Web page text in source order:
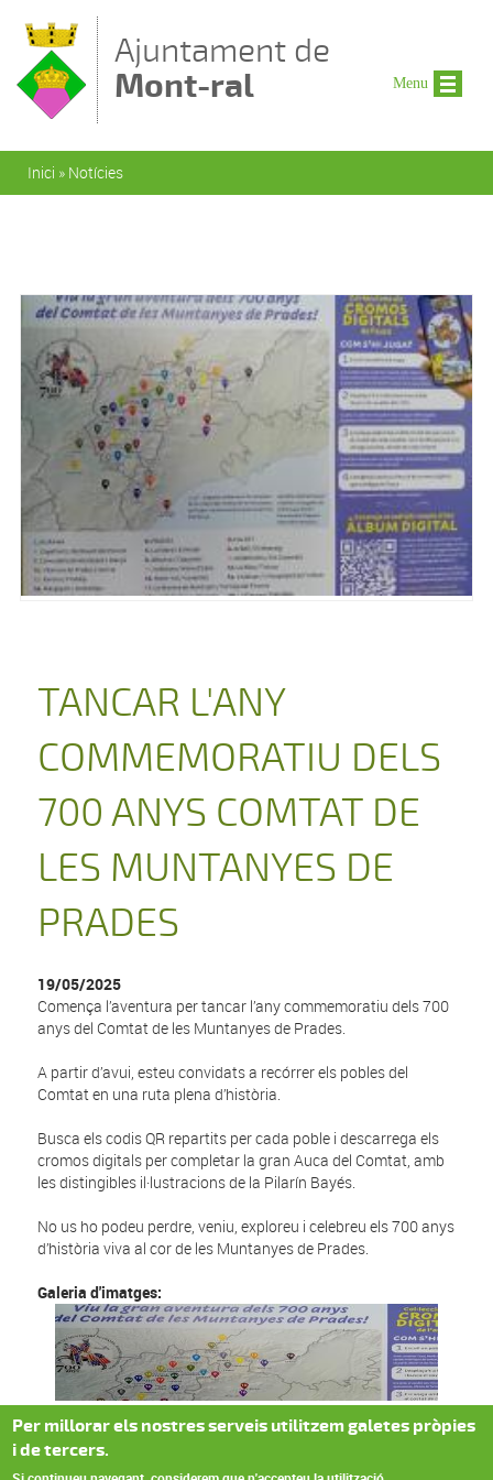
Ajuntament de
Mont-ral
Esteu aquí
Inici » Notícies
TANCAR L'ANY
COMMEMORATIU DELS
700 ANYS COMTAT DE
LES MUNTANYES DE
PRADES
19/05/2025
Comença l’aventura per tancar l’any commemoratiu dels 700
anys del Comtat de les Muntanyes de Prades.
A partir d’avui, esteu convidats a recórrer els pobles del
Comtat en una ruta plena d’història.
Busca els codis QR repartits per cada poble i descarrega els
cromos digitals per completar la gran Auca del Comtat, amb
les distingibles il·lustracions de la Pilarín Bayés.
No us ho podeu perdre, veniu, exploreu i celebreu els 700 anys
d’història viva al cor de les Muntanyes de Prades.
Galeria d'imatges:
Menu
Per millorar els nostres serveis utilitzem galetes pròpies
i de tercers.